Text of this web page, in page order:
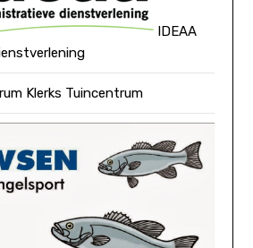
IDEAA
Klerks Tuincentrum